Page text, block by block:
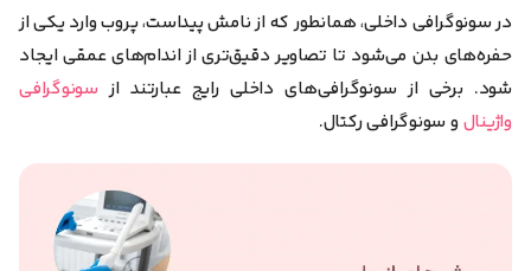
در سونوگرافی داخلی، همانطور که از نامش پیداست، پروب وارد یکی از
حفره‌های بدن می‌شود تا تصاویر دقیق‌تری از اندام‌های عمقی ایجاد
شود. برخی از سونوگرافی‌های داخلی رایج عبارتند از سونوگرافی
واژینالو سونوگرافی رکتال.